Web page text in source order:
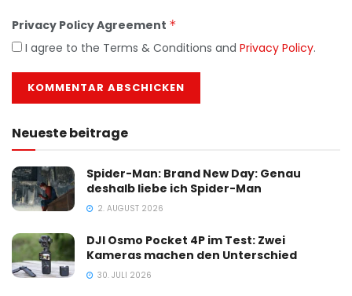
Privacy Policy Agreement *
I agree to the Terms & Conditions and Privacy Policy.
Neueste beitrage
Spider-Man: Brand New Day: Genau
deshalb liebe ich Spider-Man
2. AUGUST 2026
DJI Osmo Pocket 4P im Test: Zwei
Kameras machen den Unterschied
30. JULI 2026